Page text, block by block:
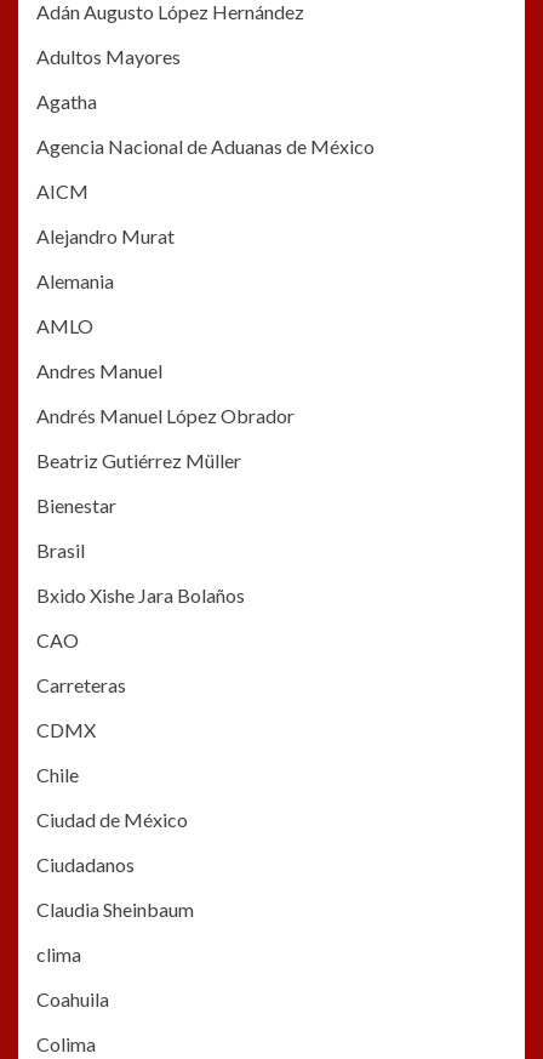
Adán Augusto López Hernández
Adultos Mayores
Agatha
Agencia Nacional de Aduanas de México
AICM
Alejandro Murat
Alemania
AMLO
Andres Manuel
Andrés Manuel López Obrador
Beatriz Gutiérrez Müller
Bienestar
Brasil
Bxido Xishe Jara Bolaños
CAO
Carreteras
CDMX
Chile
Ciudad de México
Ciudadanos
Claudia Sheinbaum
clima
Coahuila
Colima